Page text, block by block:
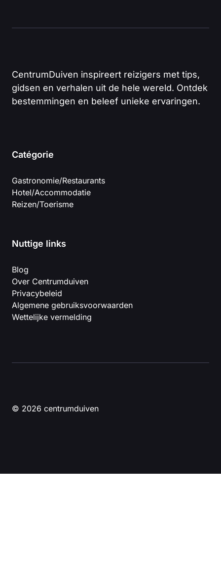
CentrumDuiven inspireert reizigers met tips,
gidsen en verhalen uit de hele wereld. Ontdek
bestemmingen en beleef unieke ervaringen.
Catégorie
Gastronomie/Restaurants
Hotel/Accommodatie
Reizen/Toerisme
Nuttige links
Blog
Over Centrumduiven
Privacybeleid
Algemene gebruiksvoorwaarden
Wettelijke vermelding
© 2026 centrumduiven